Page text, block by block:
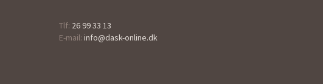
Tlf: 26 99 33 13
E-mail: info@dask-online.dk